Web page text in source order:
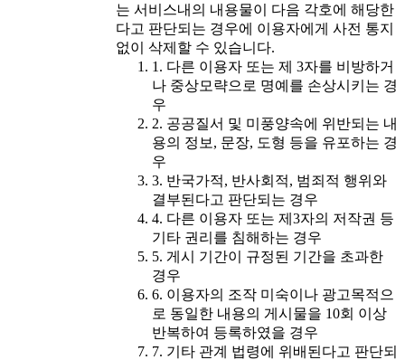
는 서비스내의 내용물이 다음 각호에 해당한
다고 판단되는 경우에 이용자에게 사전 통지
없이 삭제할 수 있습니다.
1. 다른 이용자 또는 제 3자를 비방하거
나 중상모략으로 명예를 손상시키는 경
우
2. 공공질서 및 미풍양속에 위반되는 내
용의 정보, 문장, 도형 등을 유포하는 경
우
3. 반국가적, 반사회적, 범죄적 행위와
결부된다고 판단되는 경우
4. 다른 이용자 또는 제3자의 저작권 등
기타 권리를 침해하는 경우
5. 게시 기간이 규정된 기간을 초과한
경우
6. 이용자의 조작 미숙이나 광고목적으
로 동일한 내용의 게시물을 10회 이상
반복하여 등록하였을 경우
7. 기타 관계 법령에 위배된다고 판단되